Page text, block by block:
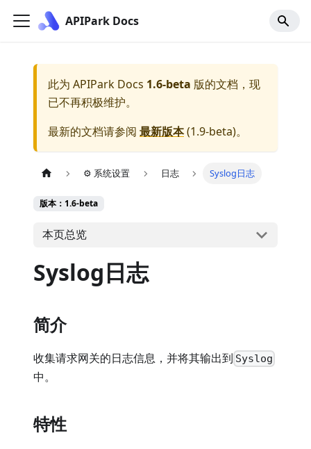
APIPark Docs
此为 APIPark Docs 1.6-beta 版的文档，现
已不再积极维护。
最新的文档请参阅 最新版本(1.9-beta)。
⚙️ 系统设置 日志 Syslog日志
版本：1.6-beta
本页总览
Syslog日志
简介
收集请求网关的日志信息，并将其输出到 Syslog
中。
特性